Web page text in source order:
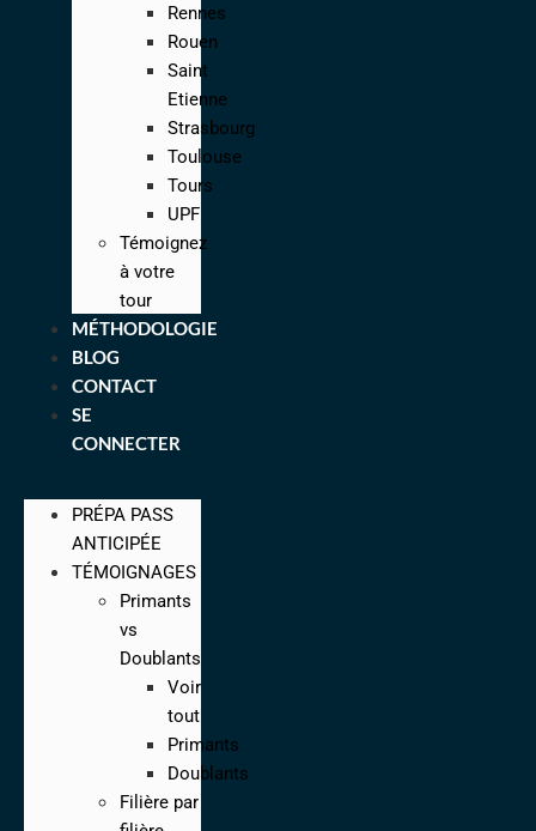
Rennes
Rouen
Saint
Etienne
Strasbourg
Toulouse
Tours
UPF
Témoignez
à votre
tour
MÉTHODOLOGIE
BLOG
CONTACT
SE
CONNECTER
PRÉPA PASS
ANTICIPÉE
TÉMOIGNAGES
Primants
vs
Doublants
Voir
tout
Primants
Doublants
Filière par